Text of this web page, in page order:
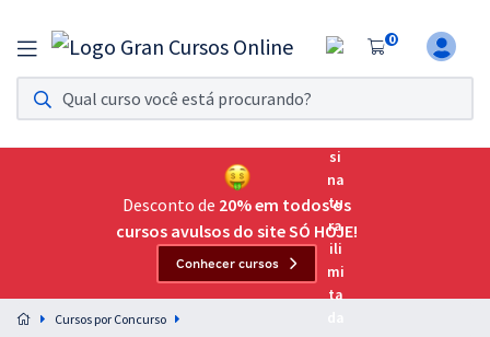
0
Assinatura Ilimitada 11
Acesso a todos os cursos. Teste grátis por 7 dias!
Assinatura OAB Até Passar
Acesso ilimitado a toda preparação para o Exame da
Preparação completa e intensiva para as principais
residências em saúde do Brasil
Desconto de 20% em todos os
cursos avulsos do site SÓ HOJE!
Conhecer cursos
Cursos por Concurso